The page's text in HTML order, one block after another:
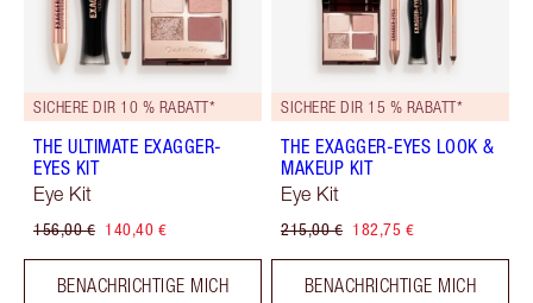
SICHERE DIR 10 % RABATT*
THE ULTIMATE EXAGGER-
EYES KIT
Eye Kit
156,00 € 140,40 €
BENACHRICHTIGE MICH
SICHERE DIR 15 % RABATT*
THE EXAGGER-EYES LOOK &
MAKEUP KIT
Eye Kit
215,00 € 182,75 €
BENACHRICHTIGE MICH